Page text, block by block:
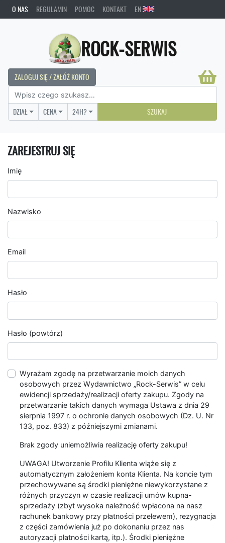
O NAS REGULAMIN POMOC KONTAKT EN
ROCK-SERWIS
ZALOGUJ SIĘ / ZAŁÓŻ KONTO
DZIAŁ CENA 24H? SZUKAJ
ZAREJESTRUJ SIĘ
Imię
Nazwisko
Email
Hasło
Hasło (powtórz)
Wyrażam zgodę na przetwarzanie moich danych
osobowych przez Wydawnictwo „Rock-Serwis” w celu
ewidencji sprzedaży/realizacji oferty zakupu. Zgody na
przetwarzanie takich danych wymaga Ustawa z dnia 29
sierpnia 1997 r. o ochronie danych osobowych (Dz. U. Nr
133, poz. 833) z późniejszymi zmianami.
Brak zgody uniemożliwia realizację oferty zakupu!
UWAGA! Utworzenie Profilu Klienta wiąże się z
automatycznym założeniem konta Klienta. Na koncie tym
przechowywane są środki pieniężne niewykorzystane z
różnych przyczyn w czasie realizacji umów kupna-
sprzedaży (zbyt wysoka należność wpłacona na nasz
rachunek bankowy przy płatności przelewem), rezygnacja
z części zamówienia już po dokonaniu przez nas
autoryzacji płatności kartą, itp.). Środki pieniężne